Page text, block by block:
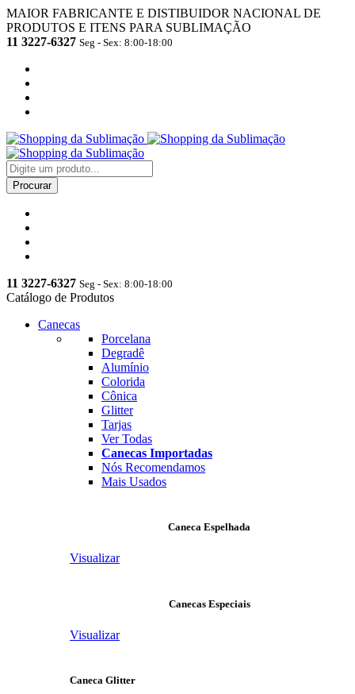
MAIOR FABRICANTE E DISTIBUIDOR NACIONAL DE
PRODUTOS E ITENS PARA SUBLIMAÇÃO
11 3227-6327 Seg - Sex: 8:00-18:00
11 3227-6327 Seg - Sex: 8:00-18:00
Catálogo de Produtos
Canecas
Porcelana
Degradê
Alumínio
Colorida
Cônica
Glitter
Tarjas
Ver Todas
Canecas Importadas
Nós Recomendamos
Mais Usados
Caneca Espelhada
Visualizar
Canecas Especiais
Visualizar
Caneca Glitter